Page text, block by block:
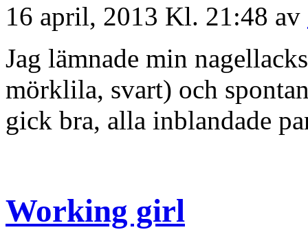
16 april, 2013 Kl. 21:48 av
Jag lämnade min
mörklila, svart) och
gick bra, alla inblandade
Working girl